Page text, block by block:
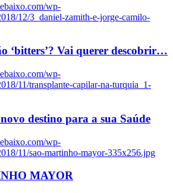
wp-
12/3_daniel-zamith-e-jorge-camilo-
‘bitters’? Vai querer descobrir…
wp-
11/transplante-capilar-na-turquia_1-
destino para a sua Saúde
wp-
11/sao-martinho-mayor-335x256.jpg
MAYOR